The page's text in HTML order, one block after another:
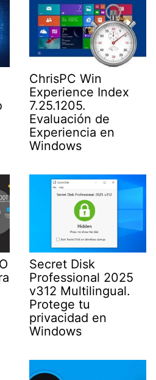
ChrisPC Win
Experience Index
7.25.1205.
Evaluación de
Experiencia en
Windows
Secret Disk
Professional 2025
v312 Multilingual.
Protege tu
privacidad en
Windows